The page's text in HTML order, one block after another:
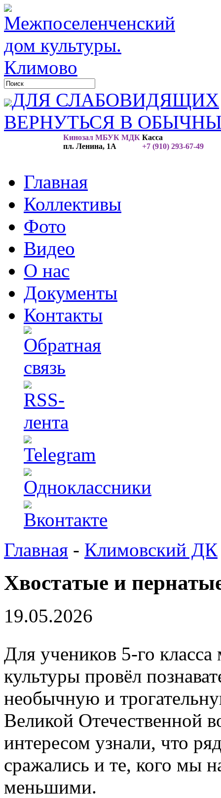
ДЛЯ СЛАБОВИДЯЩИХ
ВЕРНУТЬСЯ В
Кинозал МБУК МДК
пл. Ленина, 1А
Касса
+7 (910) 293-67-49
Главная
Коллективы
Фото
Видео
О нас
Документы
Контакты
Главная - Климовский ДК
Хвостатые и
19.05.2026
Для учеников 5-го
культуры провёл
необычную и
Великой Отечественной
интересом узнали, что
сражались и те, кого мы
меньшими.